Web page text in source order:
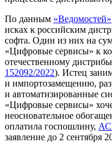
По данным «Ведомостей»
исках к российским
софта. Один из них на
«Цифровые сервисы» к
отечественному
152092/2022). Истец
и импортозамещению,
и автоматизированные
«Цифровые сервисы»
неосновательное
оплатила госпошлину,
заявление до 2 сентября